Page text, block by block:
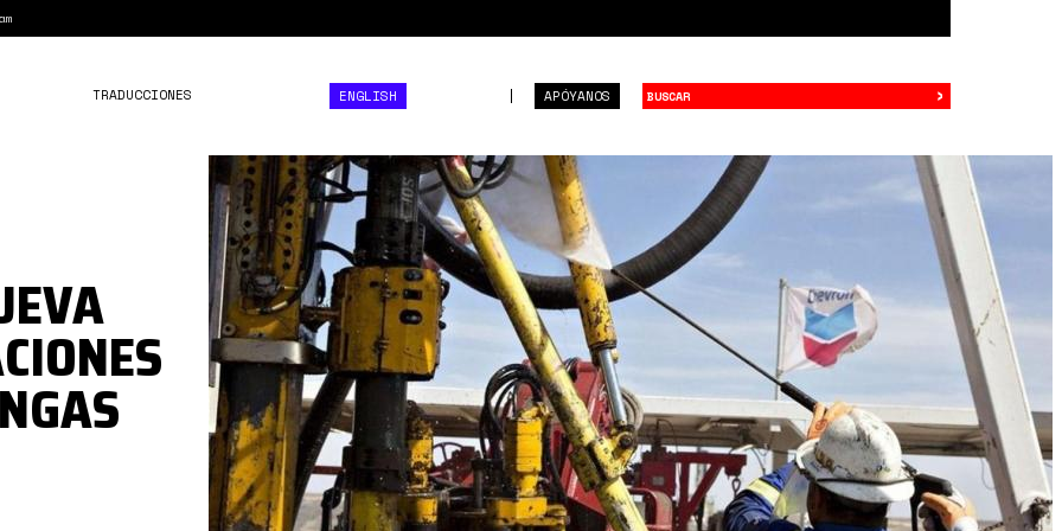
APÓYANOS
TRADUCCIONES ENGLISH ›
chevron15_crop1605632757025.jpg_1715604758.jpg